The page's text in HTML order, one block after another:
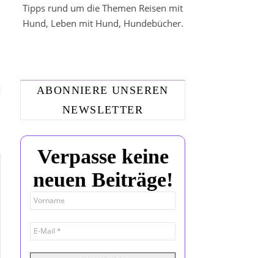
Tipps rund um die Themen Reisen mit
Hund, Leben mit Hund, Hundebücher.
ABONNIERE UNSEREN
NEWSLETTER
Verpasse keine
neuen Beiträge!